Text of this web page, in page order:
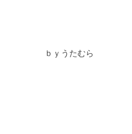
ｂｙうたむら